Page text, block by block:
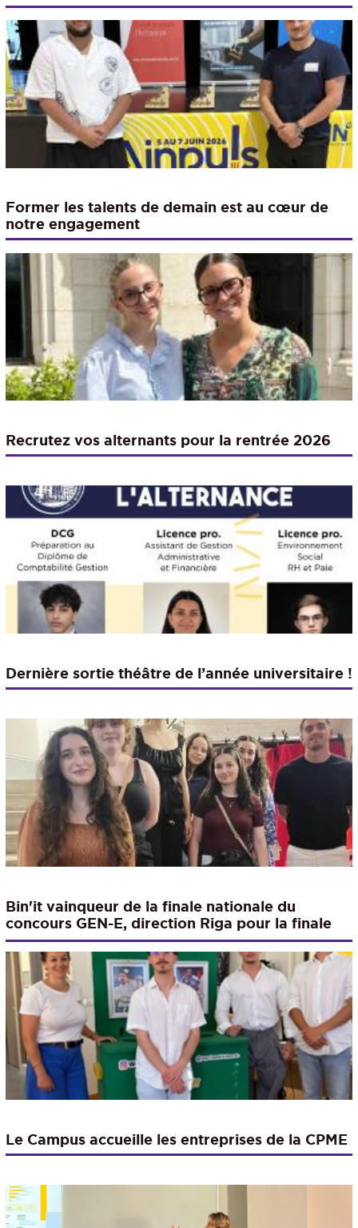
Former les talents de demain est au cœur de
notre engagement
Recrutez vos alternants pour la rentrée 2026
Dernière sortie théâtre de l’année universitaire !
Bin'it vainqueur de la finale nationale du
concours GEN-E, direction Riga pour la finale
européenne !
Le Campus accueille les entreprises de la CPME